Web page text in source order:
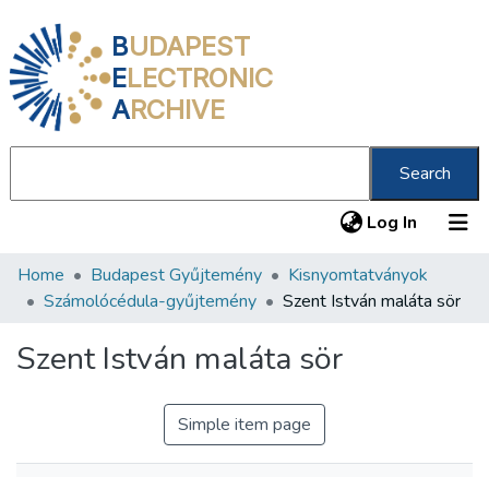
BUDAPEST
ELECTRONIC
ARCHIVE
Search
Log In (current)
Communities & Collections
Statistics
Home Budapest Gyűjtemény
Kisnyomtatványok
Számolócédula-gyűjtemény
Szent István maláta sör
Szent István maláta sör
Simple item page